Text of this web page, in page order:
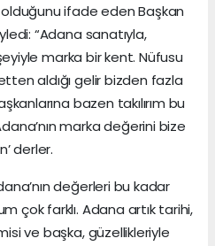
ifade eden Başkan
“Adana sanatıyla,
marka bir kent. Nüfusu
aldığı gelir bizden fazla
bazen takılırım bu
marka değerini bize
derler.
değerleri bu kadar
çok farklı. Adana artık tarihi,
ve başka, güzellikleriyle